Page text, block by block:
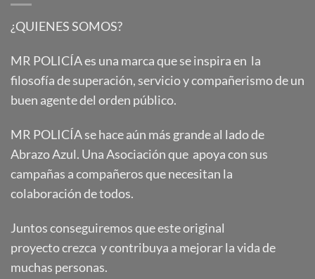
¿QUIENES SOMOS?
MR POLICÍA es una marca que se inspira en la
filosofía de superación, servicio y compañerismo de un
buen agente del orden público.
MR POLICÍA se hace aún más grande al lado de
Abrazo Azul. Una Asociación que apoya con sus
campañas a compañeros que necesitan la
colaboración de todos.
Juntos conseguiremos que este original
proyecto crezca y contribuya a mejorar la vida de
muchas personas.